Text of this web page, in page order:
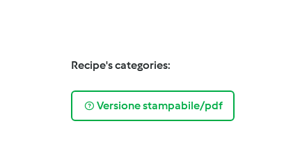
Recipe's categories:
Versione stampabile/pdf